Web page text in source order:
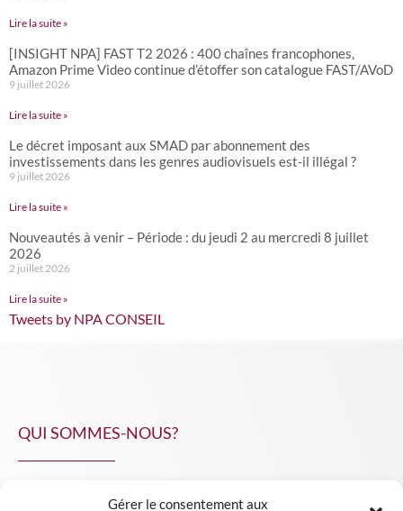
Gérer le consentement aux
Lire la suite »
[INSIGHT NPA] FAST T2 2026 : 400 chaînes francophones,
Amazon Prime Video continue d’étoffer son catalogue FAST/AVoD
9 juillet 2026
Lire la suite »
Le décret imposant aux SMAD par abonnement des
investissements dans les genres audiovisuels est-il illégal ?
9 juillet 2026
Lire la suite »
Nouveautés à venir – Période : du jeudi 2 au mercredi 8 juillet
2026
2 juillet 2026
Lire la suite »
Tweets by NPA CONSEIL
QUI SOMMES-NOUS?